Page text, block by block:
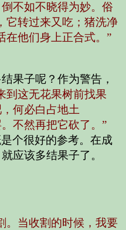
不如不晓得为妙。俗
它转过来又吃；猪洗净
在他们身上正合式。”
果子呢？作为警告，
到这无花果树前找果
何必白占地土
不然再把它砍了。”
个很好的参考。在成
应该多结果子了。
。当收割的时候，我要